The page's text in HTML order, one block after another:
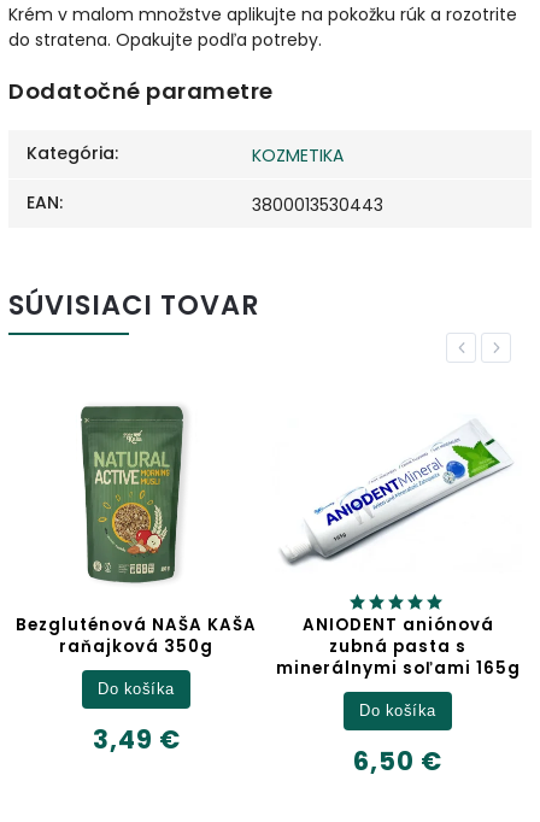
Krém v malom množstve aplikujte na pokožku rúk a rozotrite
do stratena. Opakujte podľa potreby.
Dodatočné parametre
Kategória:
KOZMETIKA
EAN: 3800013530443
SÚVISIACI TOVAR
Previous
ANIODENT aniónová
zubná pasta s
minerálnymi soľami 165g
Do košíka
Jablčný ocot
6,32 €
Next